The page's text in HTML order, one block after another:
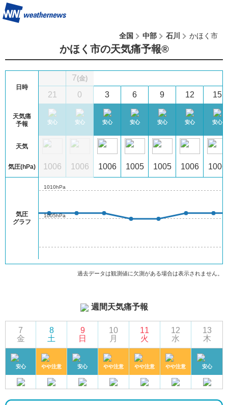
全国 中部 石川 かほく市
かほく市の天気痛予報®︎
日時
天気痛
予報
天気
気圧(hPa)
気圧
グラフ
やや注意
1006
21
安心
1006
7(金)
0
安心
1006
3
安心
1006
6
安心
1005
9
安心
1005
12
安心
1006
15
安心
1006
1005hPa
1010hPa
過去データは観測値に欠測がある場合は表示されません。
週間天気痛予報
7
金
安心
8
土
やや注意
9
日
安心
10
月
やや注意
11
火
やや注意
12
水
やや注意
13
木
安心